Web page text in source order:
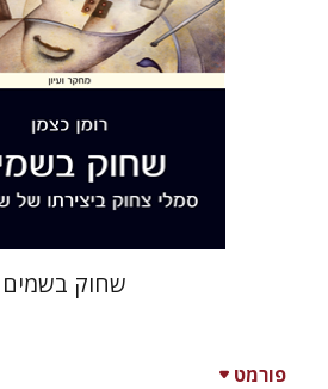
פורמט
הנחת אתר ספר מודפס
$35
$32
שחוק בשמים